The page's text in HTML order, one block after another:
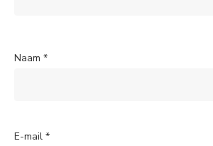
Naam *
E-mail *